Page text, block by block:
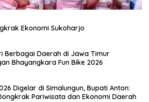
Ekonomi Sukoharjo
Berbagai Daerah di Jawa Timur
Bhayangkara Fun Bike 2026
Digelar di Simalungun, Bupati Anton:
Pariwisata dan Ekonomi Daerah